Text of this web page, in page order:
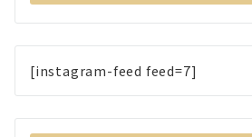
[instagram-feed feed=7]